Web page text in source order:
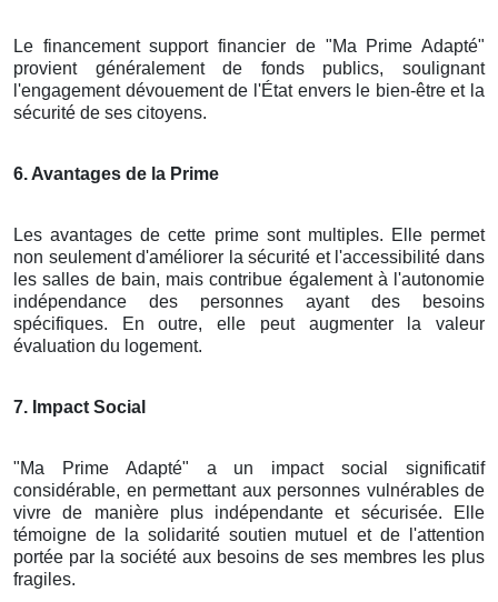
Le financement support financier de "Ma Prime Adapté"
provient généralement de fonds publics, soulignant
l'engagement dévouement de l'État envers le bien-être et la
sécurité de ses citoyens.
6. Avantages de la Prime
Les avantages de cette prime sont multiples. Elle permet
non seulement d'améliorer la sécurité et l'accessibilité dans
les salles de bain, mais contribue également à l'autonomie
indépendance des personnes ayant des besoins
spécifiques. En outre, elle peut augmenter la valeur
évaluation du logement.
7. Impact Social
"Ma Prime Adapté" a un impact social significatif
considérable, en permettant aux personnes vulnérables de
vivre de manière plus indépendante et sécurisée. Elle
témoigne de la solidarité soutien mutuel et de l'attention
portée par la société aux besoins de ses membres les plus
fragiles.